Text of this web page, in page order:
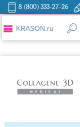
8 (800) 333-27-26
KRASON.ru